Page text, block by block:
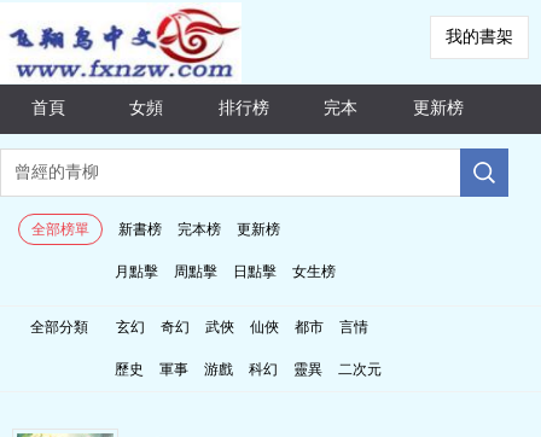
我的書架
首頁 女頻 排行榜 完本 更新榜
全部榜單 新書榜 完本榜 更新榜
月點擊 周點擊 日點擊 女生榜
全部分類 玄幻 奇幻 武俠 仙俠 都市 言情
歷史 軍事 游戲 科幻 靈異 二次元